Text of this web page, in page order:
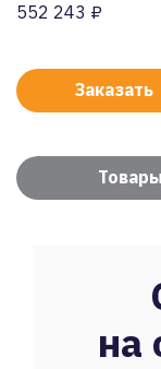
552 243 ₽
Заказать
на